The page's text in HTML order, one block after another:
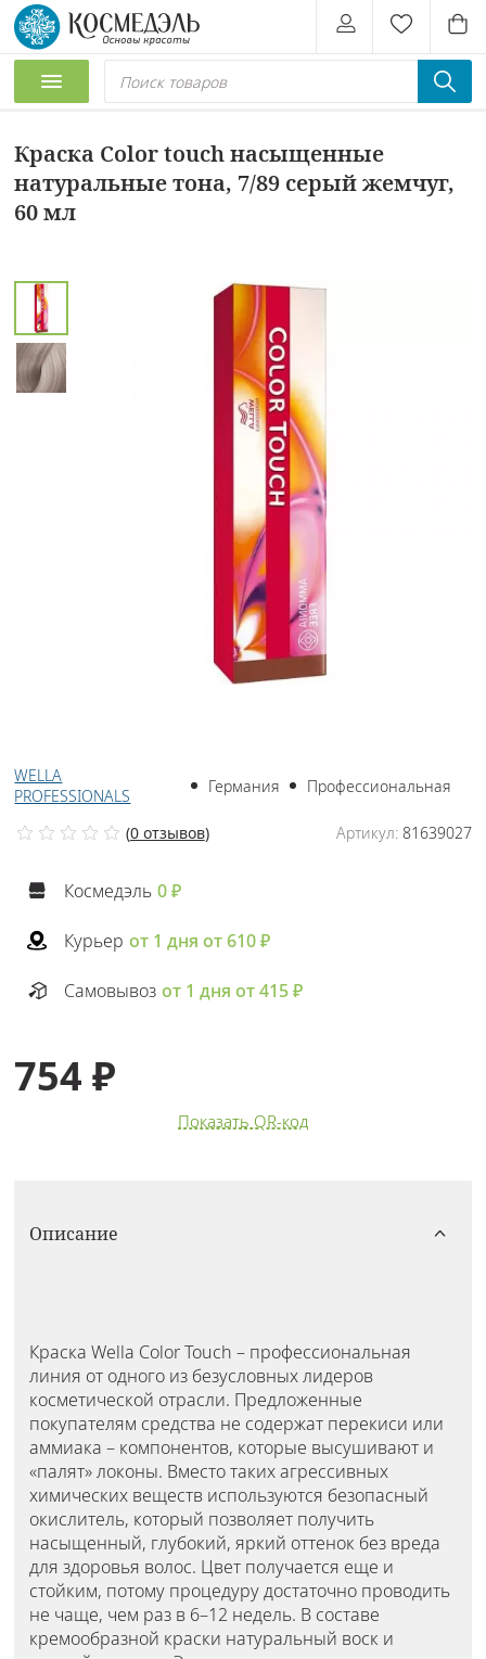
Краска Color touch насыщенные
натуральные тона, 7/89 серый жемчуг,
60 мл
WELLA
PROFESSIONALS
Германия Профессиональная
Артикул:81639027
(0 отзывов)
Космедэль 0 ₽
Курьер от 1 дня от 610 ₽
Самовывоз от 1 дня от 415 ₽
754 ₽
Показать QR-код
Описание
Краска Wella Color Touch – профессиональная
линия от одного из безусловных лидеров
косметической отрасли. Предложенные
покупателям средства не содержат перекиси или
аммиака – компонентов, которые высушивают и
«палят» локоны. Вместо таких агрессивных
химических веществ используются безопасный
окислитель, который позволяет получить
насыщенный, глубокий, яркий оттенок без вреда
для здоровья волос. Цвет получается еще и
стойким, потому процедуру достаточно проводить
не чаще, чем раз в 6–12 недель. В составе
кремообразной краски натуральный воск и